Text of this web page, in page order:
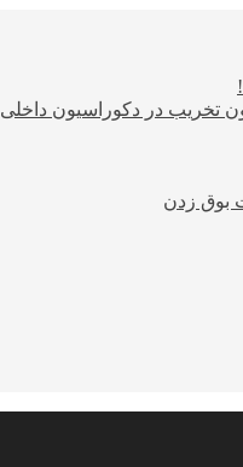
تخریب در دکوراسیون داخلی
بوق زدن